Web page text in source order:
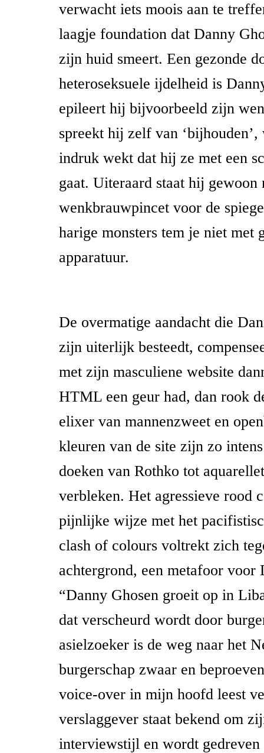
verwacht iets moois aan te
laagje foundation dat Danny
zijn huid smeert. Een gezonde
heteroseksuele ijdelheid is
epileert hij bijvoorbeeld zijn
spreekt hij zelf van
indruk wekt dat hij ze met een
gaat. Uiteraard staat hij gewoon
wenkbrauwpincet voor de
harige monsters tem je niet met
apparatuur.
De overmatige aandacht die
zijn uiterlijk besteedt,
met zijn masculiene website
HTML een geur had, dan rook
elixer van mannenzweet en
kleuren van de site zijn zo
doeken van Rothko tot
verbleken. Het agressieve rood
pijnlijke wijze met het
clash of colours voltrekt zich
achtergrond, een metafoor voor
“Danny Ghosen groeit op in
dat verscheurd wordt door
asielzoeker is de weg naar het
burgerschap zwaar en
voice-over in mijn hoofd leest
verslaggever staat bekend om
interviewstijl en wordt gedreven